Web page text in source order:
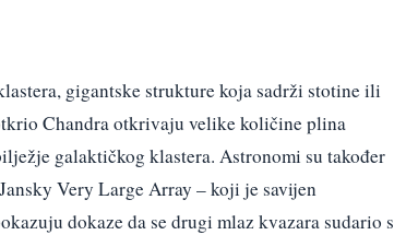
gigantske strukture koja sadrži stotine ili
Chandra otkrivaju velike količine plina
galaktičkog klastera. Astronomi su također
Very Large Array – koji je savijen
dokaze da se drugi mlaz kvazara sudario s